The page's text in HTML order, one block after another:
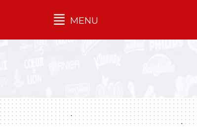
Qu'est-ce que l’Ilec
Campagnes
multimarques
MENU